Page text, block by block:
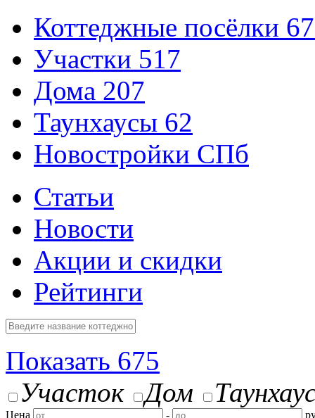
Коттеджные посёлки
Участки 517
Дома 207
Таунхаусы 62
Новостройки СПб
Статьи
Новости
Акции и скидки
Рейтинги
Показать 675
Участок
Дом
Цена -